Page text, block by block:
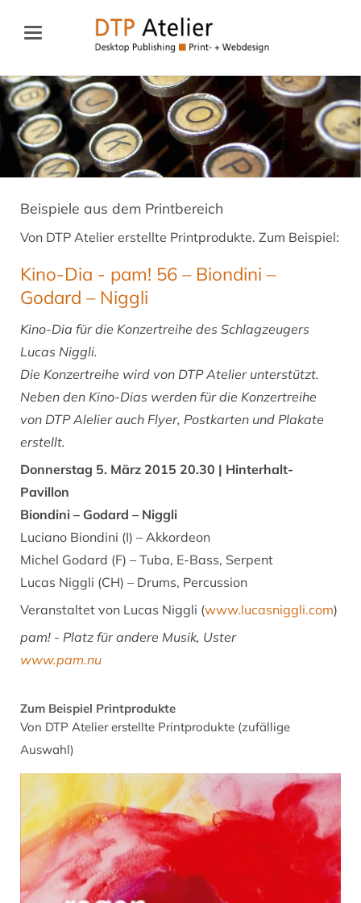
Beispiele aus dem Printbereich
Von DTP Atelier erstellte Printprodukte. Zum Beispiel:
Kino-Dia - pam! 56 – Biondini –
Godard – Niggli
Kino-Dia für die Konzertreihe des Schlagzeugers
Lucas Niggli.
Die Konzertreihe wird von DTP Atelier unterstützt.
Neben den Kino-Dias werden für die Konzertreihe
von DTP Alelier auch Flyer, Postkarten und Plakate
erstellt.
Donnerstag 5. März 2015 20.30 | Hinterhalt-
Pavillon
Biondini – Godard – Niggli
Luciano Biondini (I) – Akkordeon
Michel Godard (F) – Tuba, E-Bass, Serpent
Lucas Niggli (CH) – Drums, Percussion
Veranstaltet von Lucas Niggli (www.lucasniggli.com)
pam! - Platz für andere Musik, Uster
www.pam.nu
Zum Beispiel Printprodukte
Von DTP Atelier erstellte Printprodukte (zufällige
Auswahl)